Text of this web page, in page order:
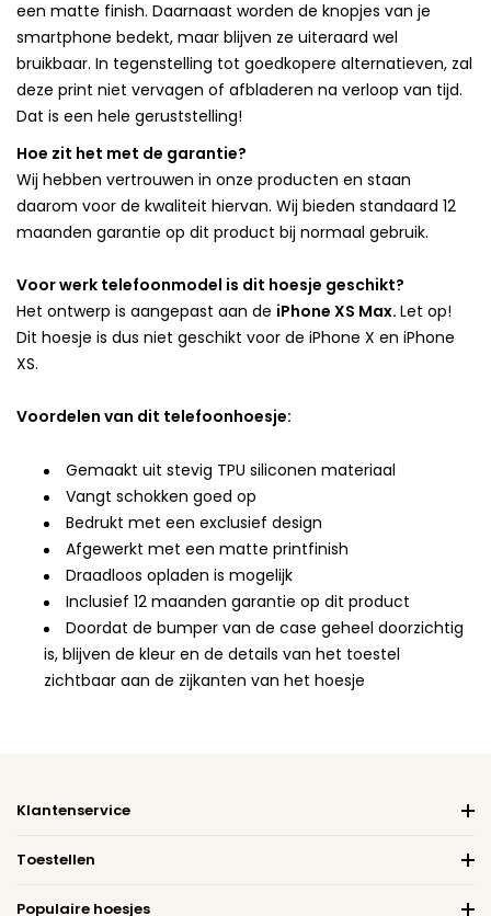
een matte finish. Daarnaast worden de knopjes van je
smartphone bedekt, maar blijven ze uiteraard wel
bruikbaar. In tegenstelling tot goedkopere alternatieven, zal
deze print niet vervagen of afbladeren na verloop van tijd.
Dat is een hele geruststelling!
Hoe zit het met de garantie?
Wij hebben vertrouwen in onze producten en staan
daarom voor de kwaliteit hiervan. Wij bieden standaard 12
maanden garantie op dit product bij normaal gebruik.
Voor werk telefoonmodel is dit hoesje geschikt?
Het ontwerp is aangepast aan de iPhone XS Max. Let op!
Dit hoesje is dus niet geschikt voor de iPhone X en iPhone
XS.
Voordelen van dit telefoonhoesje:
Gemaakt uit stevig TPU siliconen materiaal
Vangt schokken goed op
Bedrukt met een exclusief design
Afgewerkt met een matte printfinish
Draadloos opladen is mogelijk
Inclusief 12 maanden garantie op dit product
Doordat de bumper van de case geheel doorzichtig
is, blijven de kleur en de details van het toestel
zichtbaar aan de zijkanten van het hoesje
Klantenservice
Toestellen
Populaire hoesjes